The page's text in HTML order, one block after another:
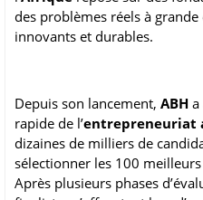
des problèmes réels à
innovants et durables.
Depuis son lancement, ABH a
rapide de l’entrepreneuriat
dizaines de milliers de
sélectionner les 100
Après plusieurs phases